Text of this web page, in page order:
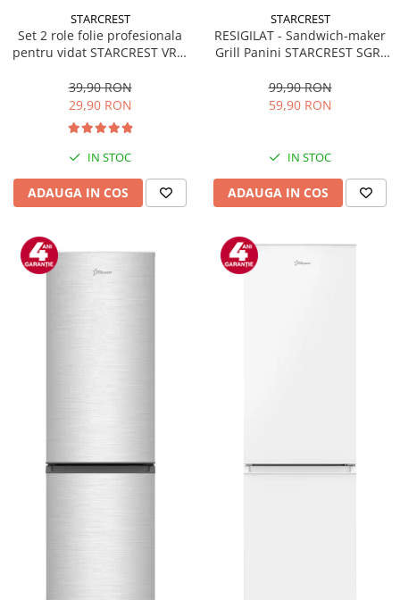
STARCREST
Set 2 role folie profesionala
pentru vidat STARCREST VRL-
reutilizabile, sous vide,
lavabile in masina de spalat,
fara BPA, transparent
39,90 RON
29,90 RON
IN STOC
ADAUGA IN COS
STARCREST
RESIGILAT - Sandwich-maker
Grill Panini STARCREST SGR-
nonaderente, Deschidere
180°, Suprafata de gatire 23 x
99,90 RON
59,90 RON
IN STOC
ADAUGA IN COS